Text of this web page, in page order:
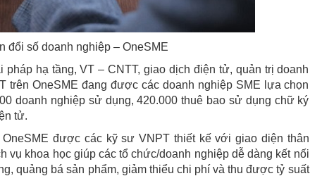
đổi số doanh nghiệp – OneSME
hạ tầng, VT – CNTT, giao dịch điện tử, quản trị doanh
trên OneSME đang được các doanh nghiệp SME lựa chọn
doanh nghiệp sử dụng, 420.000 thuê bao sử dụng chữ ký
tử.
được các kỹ sư VNPT thiết kế với giao diện thân
vụ khoa học giúp các tổ chức/doanh nghiệp dễ dàng kết nối
quảng bá sản phẩm, giảm thiểu chi phí và thu được tỷ suất